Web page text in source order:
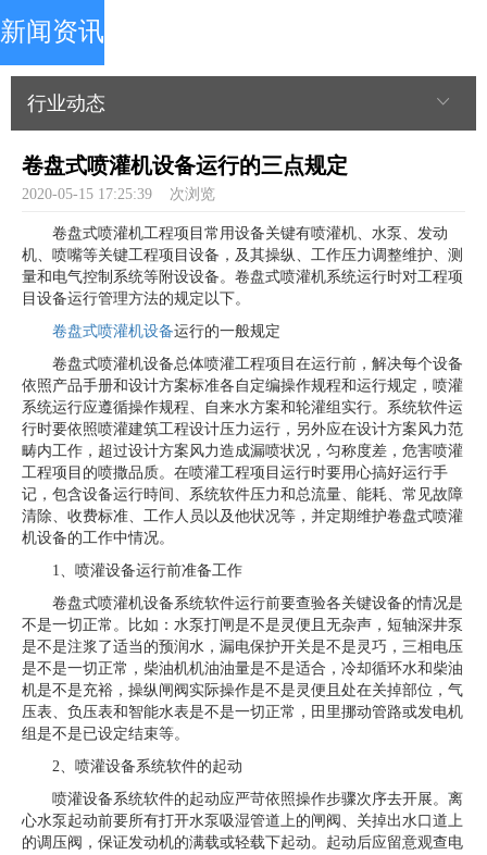
新闻资讯
行业动态
卷盘式喷灌机设备运行的三点规定
2020-05-15 17:25:39 次浏览
卷盘式喷灌机工程项目常用设备关键有喷灌机、水泵、发动
机、喷嘴等关键工程项目设备，及其操纵、工作压力调整维护、测
量和电气控制系统等附设设备。卷盘式喷灌机系统运行时对工程项
目设备运行管理方法的规定以下。
卷盘式喷灌机设备运行的一般规定
卷盘式喷灌机设备总体喷灌工程项目在运行前，解决每个设备
依照产品手册和设计方案标准各自定编操作规程和运行规定，喷灌
系统运行应遵循操作规程、自来水方案和轮灌组实行。系统软件运
行时要依照喷灌建筑工程设计压力运行，另外应在设计方案风力范
畴内工作，超过设计方案风力造成漏喷状况，匀称度差，危害喷灌
工程项目的喷撒品质。在喷灌工程项目运行时要用心搞好运行手
记，包含设备运行時间、系统软件压力和总流量、能耗、常见故障
清除、收费标准、工作人员以及他状况等，并定期维护卷盘式喷灌
机设备的工作中情况。
1、喷灌设备运行前准备工作
卷盘式喷灌机设备系统软件运行前要查验各关键设备的情况是
不是一切正常。比如：水泵打闸是不是灵便且无杂声，短轴深井泵
是不是注浆了适当的预润水，漏电保护开关是不是灵巧，三相电压
是不是一切正常，柴油机机油油量是不是适合，冷却循环水和柴油
机是不是充裕，操纵闸阀实际操作是不是灵便且处在关掉部位，气
压表、负压表和智能水表是不是一切正常，田里挪动管路或发电机
组是不是已设定结束等。
2、喷灌设备系统软件的起动
喷灌设备系统软件的起动应严苛依照操作步骤次序去开展。离
心水泵起动前要所有打开水泵吸湿管道上的闸阀、关掉出水口道上
的调压阀，保证发动机的满载或轻载下起动。起动后应留意观查电